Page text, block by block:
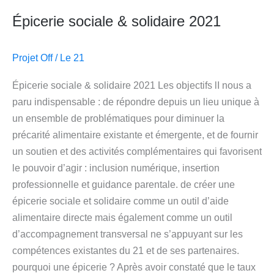
Épicerie sociale & solidaire 2021
Projet Off/ Le 21
Épicerie sociale & solidaire 2021 Les objectifs lI nous a
paru indispensable : de répondre depuis un lieu unique à
un ensemble de problématiques pour diminuer la
précarité alimentaire existante et émergente, et de fournir
un soutien et des activités complémentaires qui favorisent
le pouvoir d’agir : inclusion numérique, insertion
professionnelle et guidance parentale. de créer une
épicerie sociale et solidaire comme un outil d’aide
alimentaire directe mais également comme un outil
d’accompagnement transversal ne s’appuyant sur les
compétences existantes du 21 et de ses partenaires.
pourquoi une épicerie ? Après avoir constaté que le taux